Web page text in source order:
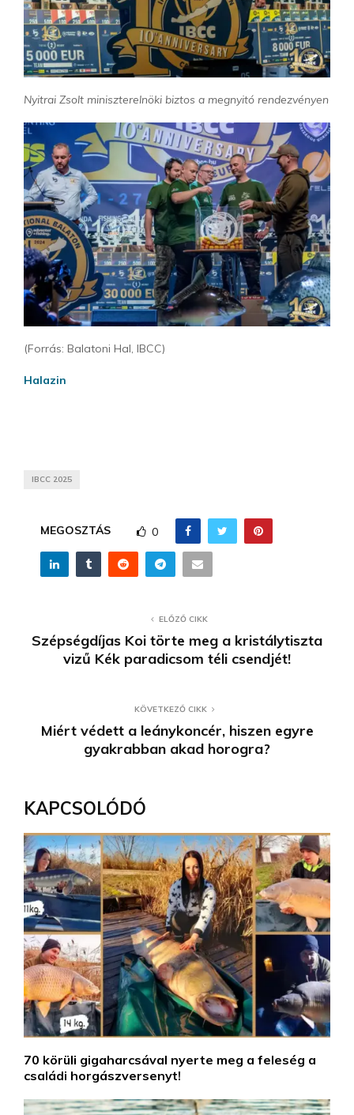
Nyitrai Zsolt miniszterelnöki biztos a megnyitó rendezvényen
(Forrás: Balatoni Hal, IBCC)
Halazin
IBCC 2025
MEGOSZTÁS 0
ELŐZŐ CIKK
Szépségdíjas Koi törte meg a kristálytiszta
vizű Kék paradicsom téli csendjét!
KÖVETKEZŐ CIKK
Miért védett a leánykoncér, hiszen egyre
gyakrabban akad horogra?
KAPCSOLÓDÓ
70 körüli gigaharcsával nyerte meg a feleség a
családi horgászversenyt!